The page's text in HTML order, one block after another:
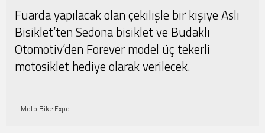
Fuarda yapılacak olan çekilişle bir kişiye Aslı
Bisiklet’ten Sedona bisiklet ve Budaklı
Otomotiv’den Forever model üç tekerli
motosiklet hediye olarak verilecek.
Moto Bike Expo